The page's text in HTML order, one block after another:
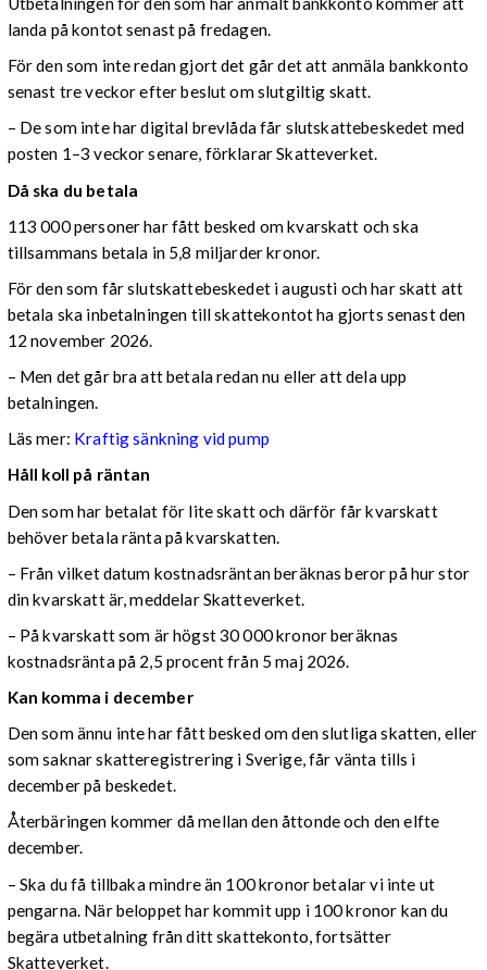
landa på kontot senast på fredagen.
För den som inte redan gjort det går det att anmäla bankkonto
senast tre veckor efter beslut om slutgiltig skatt.
– De som inte har digital brevlåda får slutskattebeskedet med
posten 1–3 veckor senare, förklarar Skatteverket.
Då ska du betala
113 000 personer har fått besked om kvarskatt och ska
tillsammans betala in 5,8 miljarder kronor.
För den som får slutskattebeskedet i augusti och har skatt att
betala ska inbetalningen till skattekontot ha gjorts senast den
12 november 2026.
– Men det går bra att betala redan nu eller att dela upp
betalningen.
Läs mer: Kraftig sänkning vid pump
Håll koll på räntan
Den som har betalat för lite skatt och därför får kvarskatt
behöver betala ränta på kvarskatten.
– Från vilket datum kostnadsräntan beräknas beror på hur stor
din kvarskatt är, meddelar Skatteverket.
– På kvarskatt som är högst 30 000 kronor beräknas
kostnadsränta på 2,5 procent från 5 maj 2026.
Kan komma i december
Den som ännu inte har fått besked om den slutliga skatten, eller
som saknar skatteregistrering i Sverige, får vänta tills i
december på beskedet.
Återbäringen kommer då mellan den åttonde och den elfte
december.
– Ska du få tillbaka mindre än 100 kronor betalar vi inte ut
pengarna. När beloppet har kommit upp i 100 kronor kan du
begära utbetalning från ditt skattekonto, fortsätter
Skatteverket.